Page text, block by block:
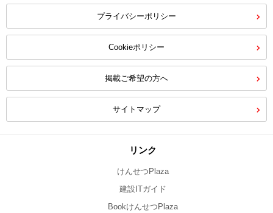
プライバシーポリシー
Cookieポリシー
掲載ご希望の方へ
サイトマップ
リンク
けんせつPlaza
建設ITガイド
BookけんせつPlaza